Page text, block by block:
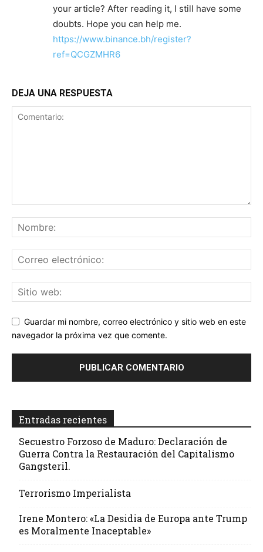
your article? After reading it, I still have some
doubts. Hope you can help me.
https://www.binance.bh/register?
ref=QCGZMHR6
DEJA UNA RESPUESTA
Guardar mi nombre, correo electrónico y sitio web en este
navegador la próxima vez que comente.
Entradas recientes
Secuestro Forzoso de Maduro: Declaración de
Guerra Contra la Restauración del Capitalismo
Gangsteril.
Terrorismo Imperialista
Irene Montero: «La Desidia de Europa ante Trump
es Moralmente Inaceptable»